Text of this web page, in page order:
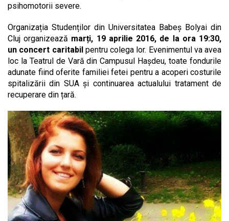
psihomotorii severe.
Organizația Studenților din Universitatea Babeș Bolyai din
Cluj organizează marți, 19 aprilie 2016, de la ora 19:30,
un concert caritabilpentru colega lor. Evenimentul va avea
loc la Teatrul de Vară din Campusul Hașdeu, toate fondurile
adunate fiind oferite familiei fetei pentru a acoperi costurile
spitalizării din SUA și continuarea actualului tratament de
recuperare din țară.